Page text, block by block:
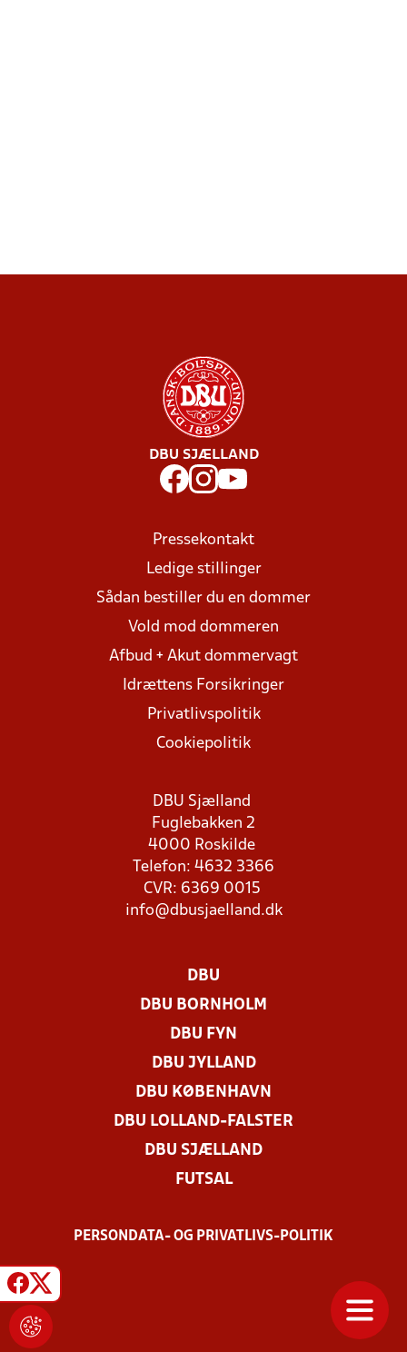
DBU SJÆLLAND
Pressekontakt
Ledige stillinger
Sådan bestiller du en dommer
Vold mod dommeren
Afbud + Akut dommervagt
Idrættens Forsikringer
Privatlivspolitik
Cookiepolitik
DBU Sjælland
Fuglebakken 2
4000 Roskilde
Telefon: 4632 3366
CVR: 6369 0015
info@dbusjaelland.dk
DBU
DBU BORNHOLM
DBU FYN
DBU JYLLAND
DBU KØBENHAVN
DBU LOLLAND-FALSTER
DBU SJÆLLAND
FUTSAL
PERSONDATA- OG PRIVATLIVS-POLITIK